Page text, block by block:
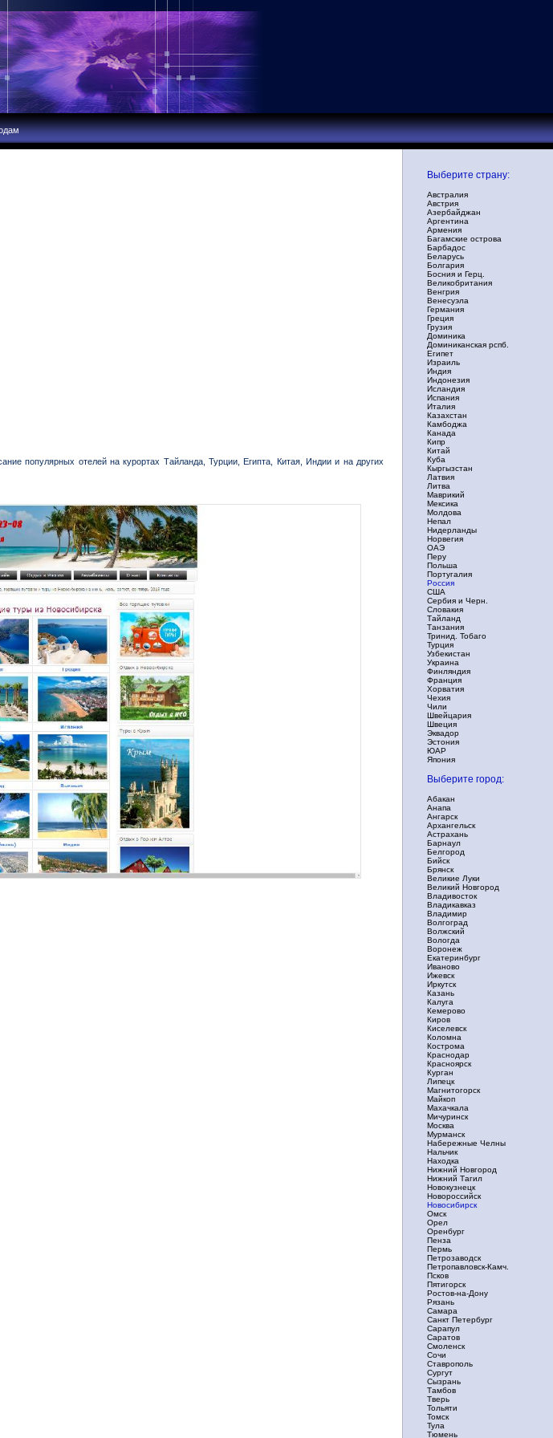
популярных отелей на курортах Тайланда, Турции, Египта, Китая, Индии и на других
Выберите страну:
Австралия
Австрия
Азербайджан
Аргентина
Армения
Багамские острова
Барбадос
Беларусь
Болгария
Босния и Герц.
Великобритания
Венгрия
Венесуэла
Германия
Греция
Грузия
Доминика
Доминиканская рспб.
Египет
Израиль
Индия
Индонезия
Исландия
Испания
Италия
Казахстан
Камбоджа
Канада
Кипр
Китай
Куба
Кыргызстан
Латвия
Литва
Маврикий
Мексика
Молдова
Непал
Нидерланды
Норвегия
ОАЭ
Перу
Польша
Португалия
Россия
США
Сербия и Черн.
Словакия
Тайланд
Танзания
Тринид. Тобаго
Турция
Узбекистан
Украина
Финляндия
Франция
Хорватия
Чехия
Чили
Швейцария
Швеция
Эквадор
Эстония
ЮАР
Япония
Выберите город:
Абакан
Анапа
Ангарск
Архангельск
Астрахань
Барнаул
Белгород
Бийск
Брянск
Великие Луки
Великий Новгород
Владивосток
Владикавказ
Владимир
Волгоград
Волжский
Вологда
Воронеж
Екатеринбург
Иваново
Ижевск
Иркутск
Казань
Калуга
Кемерово
Киров
Киселевск
Коломна
Кострома
Краснодар
Красноярск
Курган
Липецк
Магнитогорск
Майкоп
Махачкала
Мичуринск
Москва
Мурманск
Набережные Челны
Нальчик
Находка
Нижний Новгород
Нижний Тагил
Новокузнецк
Новороссийск
Новосибирск
Омск
Орел
Оренбург
Пенза
Пермь
Петрозаводск
Петропавловск-Камч.
Псков
Пятигорск
Ростов-на-Дону
Рязань
Самара
Санкт Петербург
Сарапул
Саратов
Смоленск
Сочи
Ставрополь
Сургут
Сызрань
Тамбов
Тверь
Тольяти
Томск
Тула
Тюмень